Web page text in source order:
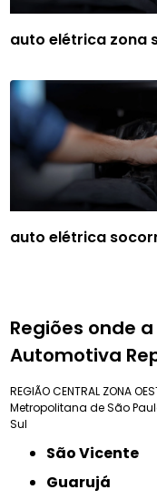
auto elétrica zona
auto elétrica
Regiões onde
Automotiva
REGIÃO CENTRAL ZONA
Metropolitana de São
Sul
São Vicente
Guarujá